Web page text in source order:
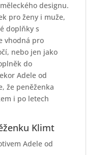
designu.
pro ženy i muže,
doplňky s
vhodná pro
nebo jen jako
do
Adele od
že peněženka
i po letech
Klimt
Adele od